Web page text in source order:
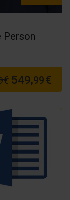
Person
€ 549,99€